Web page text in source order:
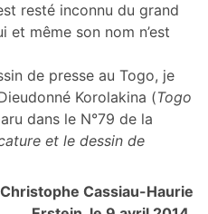
resté inconnu du grand
et même son nom n’est
de presse au Togo, je
Korolakina (Togo
dans le N°79 de la
et le dessin de
Christophe Cassiau-Haurie